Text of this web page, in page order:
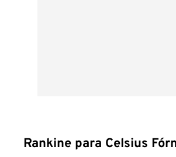
Rankine para Celsius